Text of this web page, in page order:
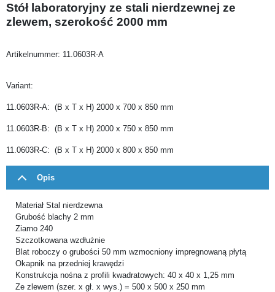
Stół laboratoryjny ze stali nierdzewnej ze
zlewem, szerokość 2000 mm
Artikelnummer: 11.0603R-A
Variant:
11.0603R-A: (B x T x H) 2000 x 700 x 850 mm
11.0603R-B: (B x T x H) 2000 x 750 x 850 mm
11.0603R-C: (B x T x H) 2000 x 800 x 850 mm
Opis
Materiał Stal nierdzewna
Grubość blachy 2 mm
Ziarno 240
Szczotkowana wzdłużnie
Blat roboczy o grubości 50 mm wzmocniony impregnowaną płytą
Okapnik na przedniej krawędzi
Konstrukcja nośna z profili kwadratowych: 40 x 40 x 1,25 mm
Ze zlewem (szer. x gł. x wys.) = 500 x 500 x 250 mm